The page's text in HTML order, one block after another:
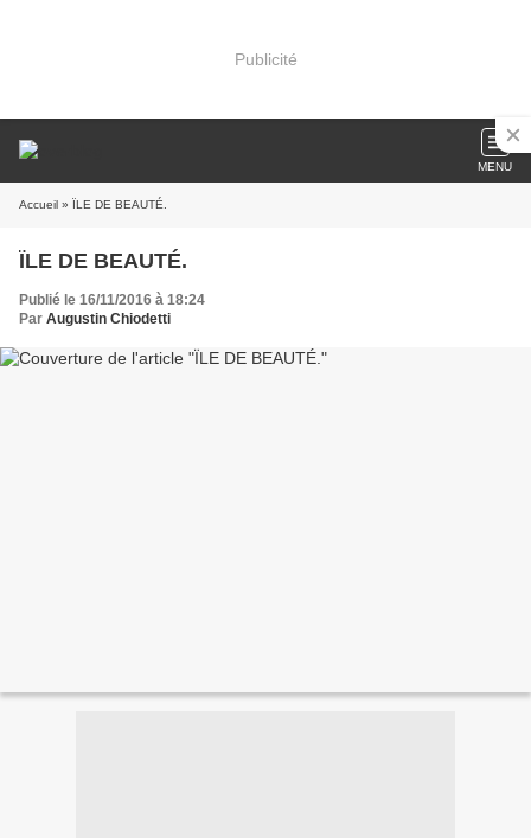
Publicité
MENU
Accueil » ÏLE DE BEAUTÉ.
ÏLE DE BEAUTÉ.
Publié le 16/11/2016 à 18:24
Par Augustin Chiodetti